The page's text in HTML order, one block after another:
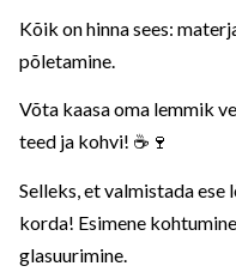
Kõik on hinna sees:
põletamine.
Võta kaasa oma lemmik
teed ja kohvi! ☕🍷
Selleks, et valmistada
korda! Esimene
glasuurimine.